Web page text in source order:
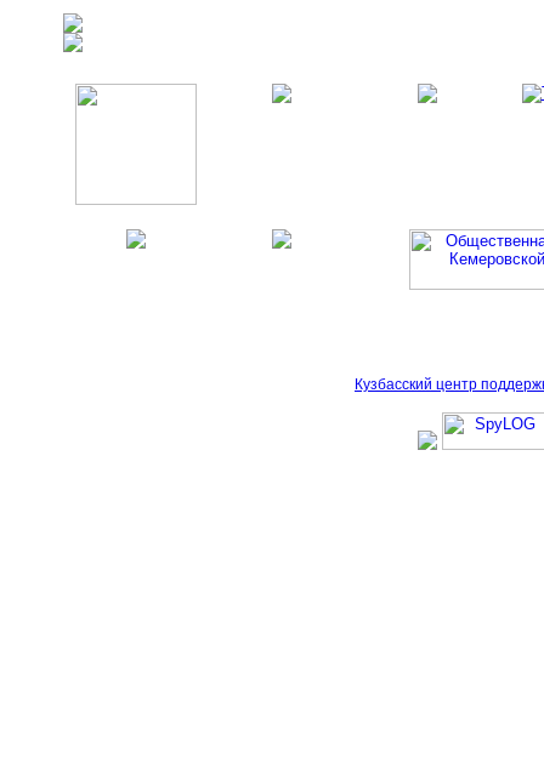
Кузбасский центр